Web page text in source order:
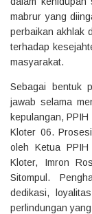
mabrur yang
perbaikan akhlak
terhadap
masyarakat.
Sebagai bentuk
jawab selama
kepulangan,
Kloter 06.
oleh Ketua
Kloter, Imron
Sitompul.
dedikasi,
perlindungan